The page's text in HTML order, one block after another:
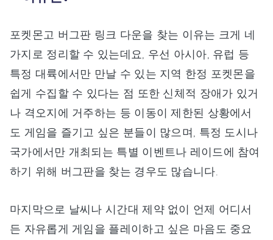
포켓몬고 버그판 링크 다운을 찾는 이유는 크게 네
가지로 정리할 수 있는데요, 우선 아시아, 유럽 등
특정 대륙에서만 만날 수 있는 지역 한정 포켓몬을
쉽게 수집할 수 있다는 점 또한 신체적 장애가 있거
나 격오지에 거주하는 등 이동이 제한된 상황에서
도 게임을 즐기고 싶은 분들이 많으며, 특정 도시나
국가에서만 개최되는 특별 이벤트나 레이드에 참여
하기 위해 버그판을 찾는 경우도 많습니다.
마지막으로 날씨나 시간대 제약 없이 언제 어디서
든 자유롭게 게임을 플레이하고 싶은 마음도 중요